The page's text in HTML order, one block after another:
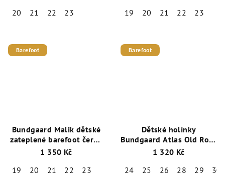
20
21 22 23
19
20 21 22 23
Barefoot
Bundgaard Malik dětské
zateplené barefoot černý
holínky
1 350 Kč
19
20 21 22 23
Barefoot
Dětské holínky
Bundgaard Atlas Old Rose
BG401049-3410
1 320 Kč
24
25 26 28 29 30